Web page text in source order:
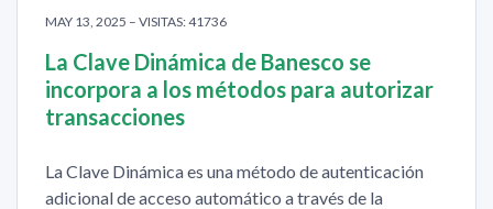
MAY 13, 2025 – VISITAS: 41736
La Clave Dinámica de Banesco se
incorpora a los métodos para autorizar
transacciones
La Clave Dinámica es una método de autenticación
adicional de acceso automático a través de la